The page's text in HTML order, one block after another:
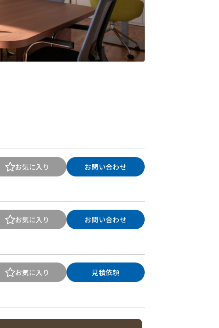
お気に入り お問い合わせ
お気に入り お問い合わせ
お気に入り 見積依頼